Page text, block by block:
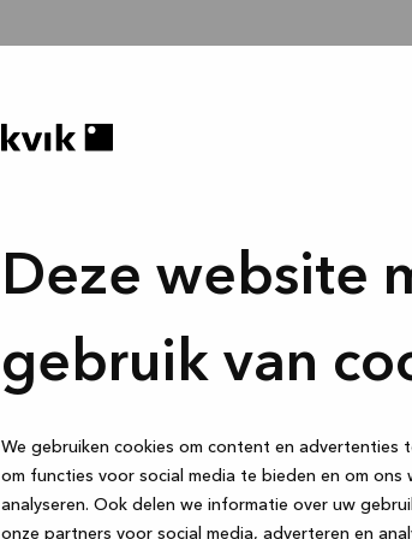
Deze website
gebruik van
We gebruiken cookies om content en advertenties
om functies voor social media te bieden en om ons
analyseren. Ook delen we informatie over uw
onze partners voor social media, adverteren en